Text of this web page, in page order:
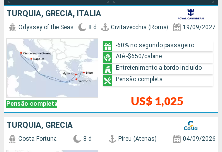
TURQUIA, GRÉCIA, ITÁLIA
Pensão completa
Odyssey of the Seas 8 d Civitavecchia (Roma) 19/09/2027
US$ 1,025
-60% no segundo passageiro
Até -$650/cabine
Entretenimento a bordo incluído
Pensão completa
TURQUIA, GRÉCIA
Costa Fortuna 8 d Pireu (Atenas) 04/09/2026